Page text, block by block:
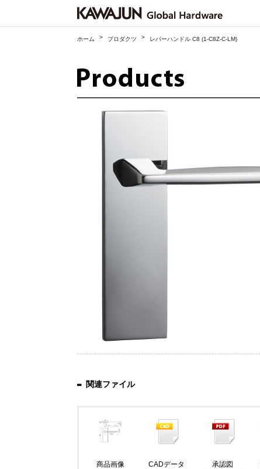
ホーム > プロダクツ > レバーハンドル C8 (1-C8Z-C-LM)
関連ファイル
商品画像
CADデータ
承認図